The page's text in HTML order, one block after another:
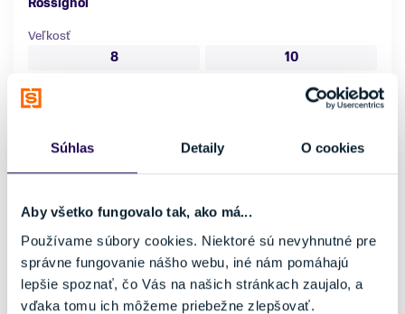
Súhlas Detaily O cookies
Aby všetko fungovalo tak, ako má...
Používame súbory cookies. Niektoré sú nevyhnutné pre
správne fungovanie nášho webu, iné nám pomáhajú
lepšie spoznať, čo Vás na našich stránkach zaujalo, a
vďaka tomu ich môžeme priebežne zlepšovať.
Veľkosť
8
10